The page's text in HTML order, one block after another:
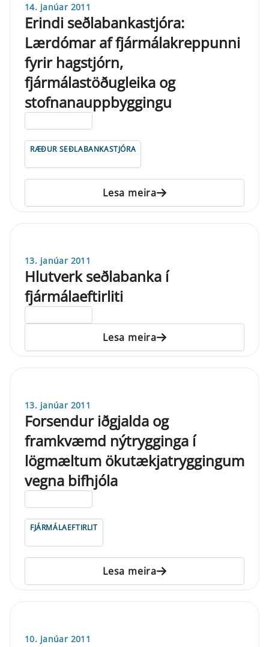
14. janúar 2011
Erindi seðlabankastjóra:
Lærdómar af fjármálakreppunni
fyrir hagstjórn,
fjármálastöðugleika og
stofnanauppbyggingu
RÆÐUR SEÐLABANKASTJÓRA
Lesa meira
13. janúar 2011
Hlutverk seðlabanka í
fjármálaeftirliti
Lesa meira
13. janúar 2011
Forsendur iðgjalda og
framkvæmd nýtrygginga í
lögmæltum ökutækjatryggingum
vegna bifhjóla
FJÁRMÁLAEFTIRLIT
Lesa meira
10. janúar 2011